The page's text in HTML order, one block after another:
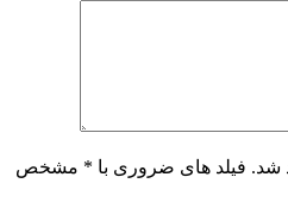
شد. فیلد های ضروری با * مشخص